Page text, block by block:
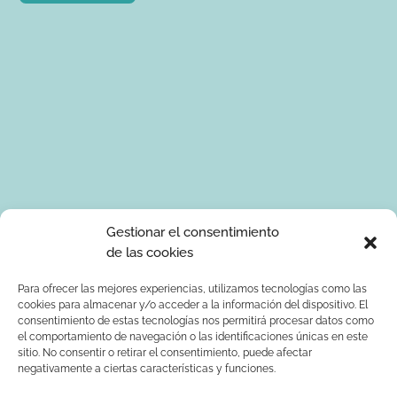
Gestionar el consentimiento
de las cookies
Para ofrecer las mejores experiencias, utilizamos tecnologías como las
cookies para almacenar y/o acceder a la información del dispositivo. El
consentimiento de estas tecnologías nos permitirá procesar datos como
el comportamiento de navegación o las identificaciones únicas en este
sitio. No consentir o retirar el consentimiento, puede afectar
negativamente a ciertas características y funciones.
Tus datos de carácter personal serán tratados por Ponle Arte
para enviarte información sobre manualidades. La base legal
expreso. Tus serán tratados con seguridad y datos no serán
comunicados a terceros. Podrás ejercer los derechos de
acceso, rectificación, supresión, limitación al tratamiento y
oposición dirigiendo un correo electrónico a
info@ponlearte.com y adjuntando copia de su DNI. Para más